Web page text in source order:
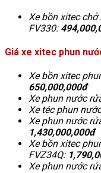
Xe bồn xitec chở
FV330:
Giá xe xitec phun
Xe bồn xitec
650,000,000đ
Xe phun nước
Xe téc phun
Xe phun nước
1,430,000,000đ
Xe bồn xitec
FVZ34Q:
Xe phun nước